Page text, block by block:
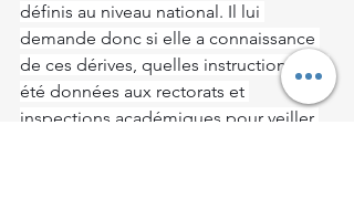
définis au niveau national. Il lui
demande donc si elle a connaissance
de ces dérives, quelles instructions ont
été données aux rectorats et
inspections académiques pour veiller